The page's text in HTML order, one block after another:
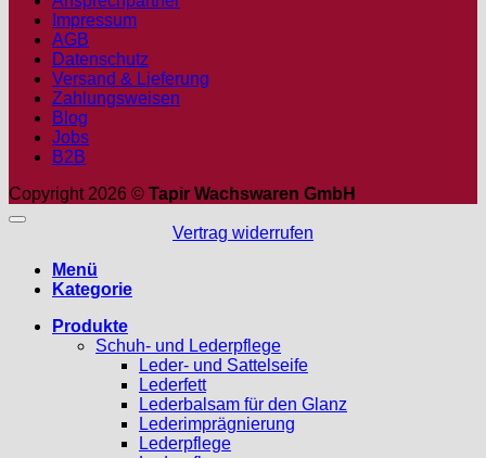
Impressum
AGB
Datenschutz
Versand & Lieferung
Zahlungsweisen
Blog
Jobs
B2B
Copyright 2026 © Tapir Wachswaren GmbH
Vertrag widerrufen
Menü
Kategorie
Produkte
Schuh- und Lederpflege
Leder- und Sattelseife
Lederfett
Lederbalsam für den Glanz
Lederimprägnierung
Lederpflege